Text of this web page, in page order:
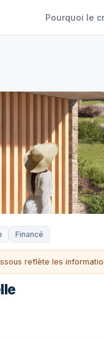
Pourquoi le
Financé
reflète les